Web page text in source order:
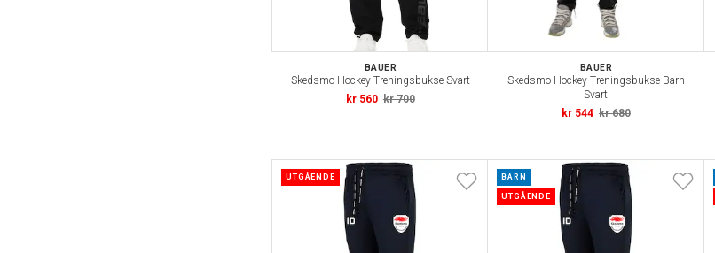
BAUER
Skedsmo Hockey Treningsbukse Svart
kr 560 kr 700
BAUER
Skedsmo Hockey Treningsbukse Barn
Svart
kr 544 kr 680
UTGÅENDE BARN
UTGÅENDE